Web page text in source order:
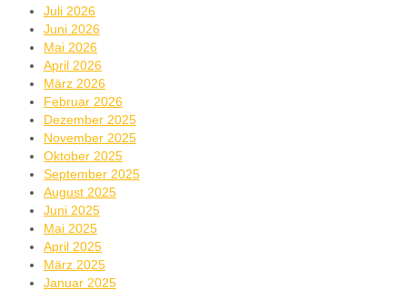
Juli 2026
Juni 2026
Mai 2026
April 2026
März 2026
Februar 2026
Dezember 2025
November 2025
Oktober 2025
September 2025
August 2025
Juni 2025
Mai 2025
April 2025
März 2025
Januar 2025